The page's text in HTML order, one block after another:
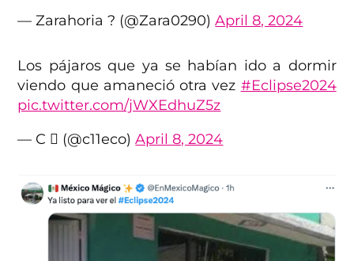
— Zarahoria ?️ (@Zara0290)April 8, 2024
Los pájaros que ya se habían ido a dormir
viendo que amaneció otra vez #Eclipse2024
pic.twitter.com/jWXEdhuZ5z
— C  (@c11eco)April 8, 2024